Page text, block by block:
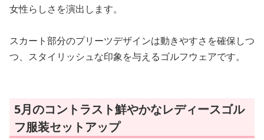
女性らしさを演出します。
スカート部分のプリーツデザインは動きやすさを確保しつ
つ、スタイリッシュな印象を与えるゴルフウェアです。
5月のコントラスト鮮やかなレディースゴル
フ服装セットアップ